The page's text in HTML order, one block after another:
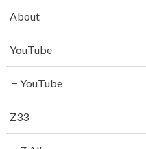
About
YouTube
YouTube
Z33